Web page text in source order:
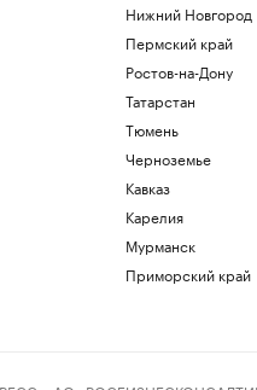
Нижний Новгород
Пермский край
Ростов-на-Дону
Татарстан
Тюмень
Черноземье
Кавказ
Карелия
Мурманск
Приморский край